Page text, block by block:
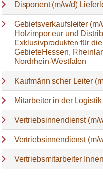
Disponent (m/w/d)
Gebietsverkaufsleiter (m/
Holzimporteur und
Exklusivprodukten für die
GebieteHessen,
Nordrhein-Westfalen
Kaufmännischer Leiter
Mitarbeiter in der
Vertriebsinnendienst (m/
Vertriebsinnendienst (m/
Vertriebsmitarbeiter